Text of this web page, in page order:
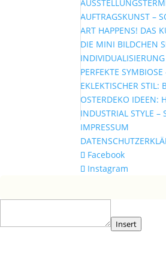
AUFTRAGSKUNST –
ART HAPPENS! DAS
DIE MINI BILDCHEN
PERFEKTE
EKLEKTISCHER STIL:
OSTERDEKO IDEEN:
INDUSTRIAL STYLE –
IMPRESSUM
Facebook
Instagram
Insert